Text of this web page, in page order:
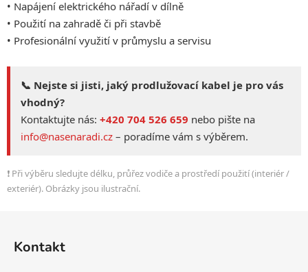
• Napájení elektrického nářadí v dílně
• Použití na zahradě či při stavbě
• Profesionální využití v průmyslu a servisu
📞 Nejste si jisti, jaký prodlužovací kabel je pro vás
vhodný?
Kontaktujte nás: +420 704 526 659 nebo pište na
info@nasenaradi.cz – poradíme vám s výběrem.
❗ Při výběru sledujte délku, průřez vodiče a prostředí použití (interiér /
exteriér). Obrázky jsou ilustrační.
Kontakt